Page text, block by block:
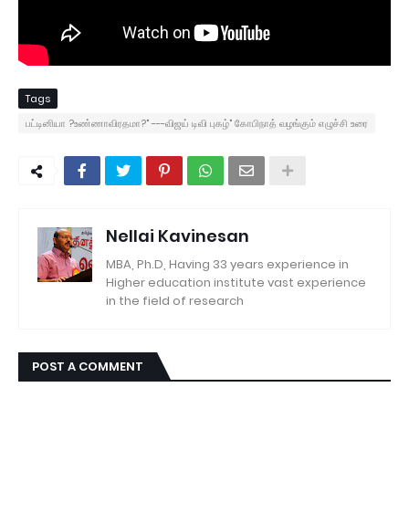
Tags
பட்டினியா ?உண்ணாவிரதமா?" ---விஜய் டிவி புகழ்" கோபிநாத் வழங்கும் எழுச்சி உரை
Nellai Kavinesan
MBA, Ph.D, Having 33 years experience in
Higher education institute vast experience
in the field of research
POST A COMMENT